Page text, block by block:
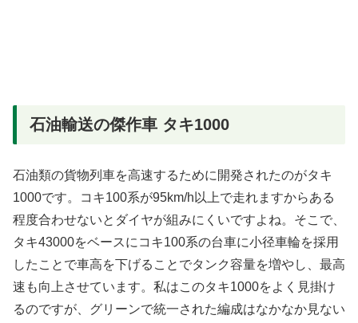
石油輸送の傑作車 タキ1000
石油類の貨物列車を高速するために開発されたのがタキ
1000です。コキ100系が95km/h以上で走れますからある
程度合わせないとダイヤが組みにくいですよね。そこで、
タキ43000をベースにコキ100系の台車に小径車輪を採用
したことで車高を下げることでタンク容量を増やし、最高
速も向上させています。私はこのタキ1000をよく見掛け
るのですが、グリーンで統一された編成はなかなか見ない